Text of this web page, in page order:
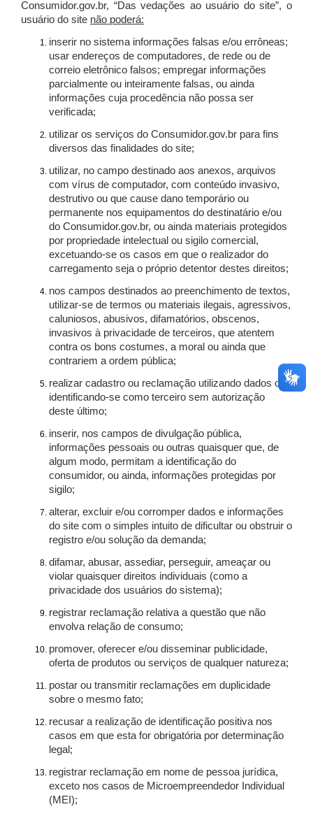
Consumidor.gov.br, “Das vedações ao usuário do site”, o
usuário do site não poderá:
inserir no sistema informações falsas e/ou errôneas;
usar endereços de computadores, de rede ou de
correio eletrônico falsos; empregar informações
parcialmente ou inteiramente falsas, ou ainda
informações cuja procedência não possa ser
verificada;
utilizar os serviços do Consumidor.gov.br para fins
diversos das finalidades do site;
utilizar, no campo destinado aos anexos, arquivos
com vírus de computador, com conteúdo invasivo,
destrutivo ou que cause dano temporário ou
permanente nos equipamentos do destinatário e/ou
do Consumidor.gov.br, ou ainda materiais protegidos
por propriedade intelectual ou sigilo comercial,
excetuando-se os casos em que o realizador do
carregamento seja o próprio detentor destes direitos;
nos campos destinados ao preenchimento de textos,
utilizar-se de termos ou materiais ilegais, agressivos,
caluniosos, abusivos, difamatórios, obscenos,
invasivos à privacidade de terceiros, que atentem
contra os bons costumes, a moral ou ainda que
contrariem a ordem pública;
realizar cadastro ou reclamação utilizando dados ou
identificando-se como terceiro sem autorização
deste último;
inserir, nos campos de divulgação pública,
informações pessoais ou outras quaisquer que, de
algum modo, permitam a identificação do
consumidor, ou ainda, informações protegidas por
sigilo;
alterar, excluir e/ou corromper dados e informações
do site com o simples intuito de dificultar ou obstruir o
registro e/ou solução da demanda;
difamar, abusar, assediar, perseguir, ameaçar ou
violar quaisquer direitos individuais (como a
privacidade dos usuários do sistema);
registrar reclamação relativa a questão que não
envolva relação de consumo;
promover, oferecer e/ou disseminar publicidade,
oferta de produtos ou serviços de qualquer natureza;
postar ou transmitir reclamações em duplicidade
sobre o mesmo fato;
recusar a realização de identificação positiva nos
casos em que esta for obrigatória por determinação
legal;
registrar reclamação em nome de pessoa jurídica,
exceto nos casos de Microempreendedor Individual
(MEI);